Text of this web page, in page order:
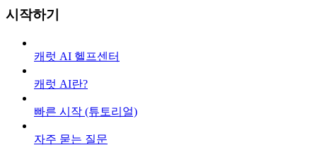
시작하기
캐럿 AI 헬프센터
캐럿 AI란?
빠른 시작 (튜토리얼)
자주 묻는 질문